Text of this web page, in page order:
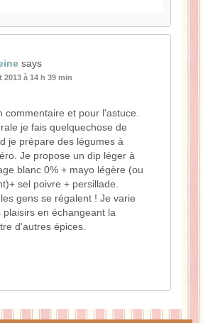
says
2013 à 14 h 39 min
commentaire et pour l'astuce.
je fais quelquechose de
je prépare des légumes à
Je propose un dip léger à
blanc 0% + mayo légère (ou
sel poivre + persillade.
gens se régalent ! Je varie
plaisirs en échangeant la
d'autres épices.